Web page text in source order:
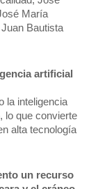
María
Bautista
artificial
la inteligencia
lo que convierte
alta tecnología
un recurso